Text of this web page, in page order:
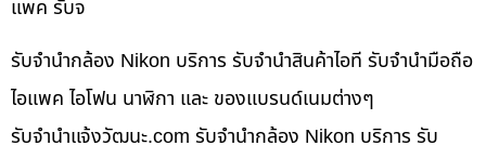
แพค รับจ
รับจำนำกล้อง Nikon บริการ รับจำนำสินค้าไอที รับจำนำมือถือ
ไอแพค ไอโฟน นาฬิกา และ ของแบรนด์เนมต่างๆ
รับจํานําแจ้งวัฒนะ.com รับจำนำกล้อง Nikon บริการ รับ